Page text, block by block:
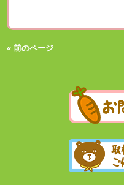
« 前のページ